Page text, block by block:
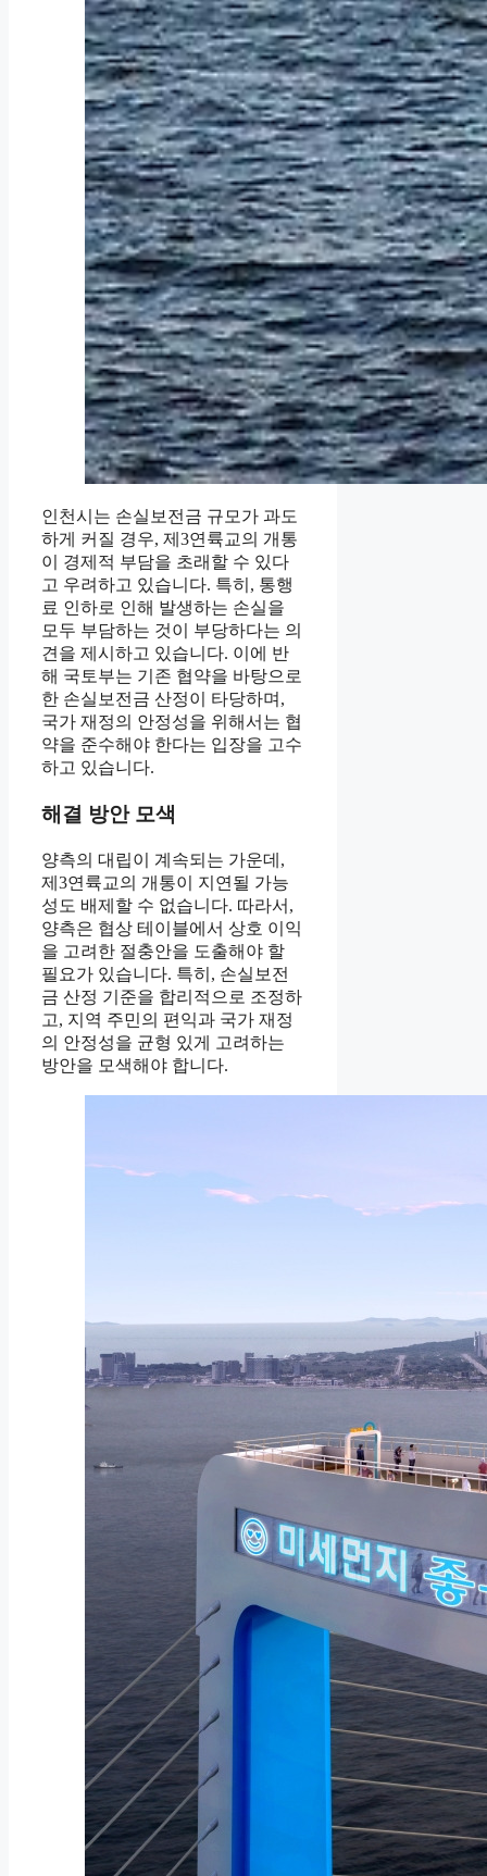
인천시는 손실보전금 규모가 과도
하게 커질 경우, 제3연륙교의 개통
이 경제적 부담을 초래할 수 있다
고 우려하고 있습니다. 특히, 통행
료 인하로 인해 발생하는 손실을
모두 부담하는 것이 부당하다는 의
견을 제시하고 있습니다. 이에 반
해 국토부는 기존 협약을 바탕으로
한 손실보전금 산정이 타당하며,
국가 재정의 안정성을 위해서는 협
약을 준수해야 한다는 입장을 고수
하고 있습니다.
해결 방안 모색
양측의 대립이 계속되는 가운데,
제3연륙교의 개통이 지연될 가능
성도 배제할 수 없습니다. 따라서,
양측은 협상 테이블에서 상호 이익
을 고려한 절충안을 도출해야 할
필요가 있습니다. 특히, 손실보전
금 산정 기준을 합리적으로 조정하
고, 지역 주민의 편익과 국가 재정
의 안정성을 균형 있게 고려하는
방안을 모색해야 합니다.